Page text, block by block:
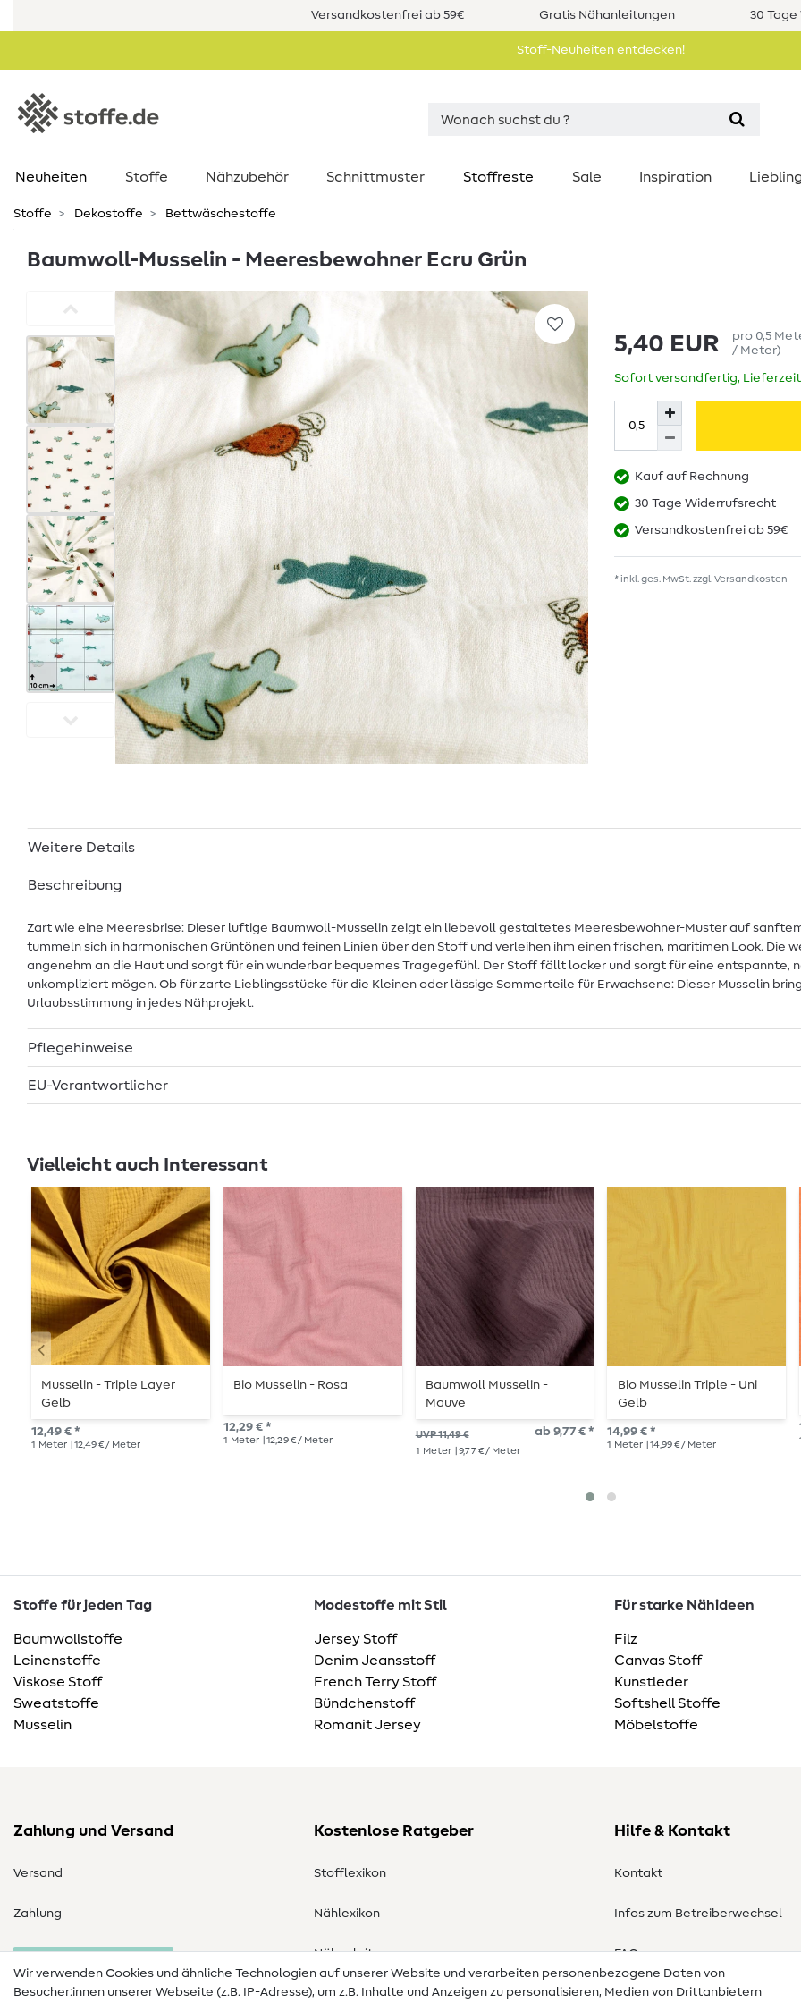
Versandkostenfrei ab 59€ Gratis Nähanleitungen 30
Stoff-Neuheiten entdecken!
Neuheiten Stoffe Nähzubehör Schnittmuster Stoffreste Sale Inspiration
Stoffe Dekostoffe Bettwäschestoffe
Baumwoll-Musselin - Meeresbewohner Ecru Grün
5,40 EUR pro 0,5
/ Meter)
Sofort versandfertig,
Kauf auf Rechnung
30 Tage Widerrufsrecht
Versandkostenfrei ab 59€
* inkl. ges. MwSt. zzgl. Versandkosten
Weitere Details
Beschreibung
Zart wie eine Meeresbrise: Dieser luftige Baumwoll-Musselin zeigt ein liebevoll gestaltetes Meeresbewohner-Muster auf
tummeln sich in harmonischen Grüntönen und feinen Linien über den Stoff und verleihen ihm einen frischen, maritimen Look.
angenehm an die Haut und sorgt für ein wunderbar bequemes Tragegefühl. Der Stoff fällt locker und sorgt für eine entspannte,
unkompliziert mögen. Ob für zarte Lieblingsstücke für die Kleinen oder lässige Sommerteile für Erwachsene: Dieser Musselin
Urlaubsstimmung in jedes Nähprojekt.
Pflegehinweise
EU-Verantwortlicher
Vielleicht auch Interessant
Musselin - Triple Layer
Gelb
12,49 € *
1 Meter | 12,49 € / Meter
Bio Musselin - Rosa
12,29 € *
1 Meter | 12,29 € / Meter
Baumwoll Musselin -
Mauve
UVP 11,49 € ab 9,77 € *
1 Meter | 9,77 € / Meter
Bio Musselin Triple - Uni
Gelb
14,99 € *
1 Meter | 14,99 € / Meter
Stoffe für jeden Tag
Baumwollstoffe
Leinenstoffe
Viskose Stoff
Sweatstoffe
Musselin
Modestoffe mit Stil
Jersey Stoff
Denim Jeansstoff
French Terry Stoff
Bündchenstoff
Romanit Jersey
Für starke Nähideen
Filz
Canvas Stoff
Kunstleder
Softshell Stoffe
Möbelstoffe
Zahlung und Versand
Versand
Zahlung
Kostenlose Ratgeber
Stofflexikon
Nählexikon
Nähanleitungen
Hilfe & Kontakt
Kontakt
Infos zum Betreiberwechsel
FAQ
Widerrufsrecht
Wir verwenden Cookies und ähnliche Technologien auf unserer Website und verarbeiten personenbezogene Daten von
Besucher:innen unserer Webseite (z.B. IP-Adresse), um z.B. Inhalte und Anzeigen zu personalisieren, Medien von Drittanbietern